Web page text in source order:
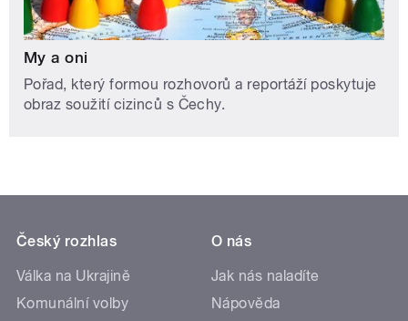
My a oni
Pořad, který formou rozhovorů a reportáží poskytuje
obraz soužití cizinců s Čechy.
Český rozhlas
Válka na Ukrajině
Komunální volby
O nás
Jak nás naladíte
Nápověda